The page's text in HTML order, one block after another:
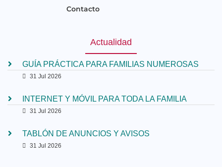
Contacto
Actualidad
GUÍA PRÁCTICA PARA FAMILIAS NUMEROSAS
31 Jul 2026
INTERNET Y MÓVIL PARA TODA LA FAMILIA
31 Jul 2026
TABLÓN DE ANUNCIOS Y AVISOS
31 Jul 2026